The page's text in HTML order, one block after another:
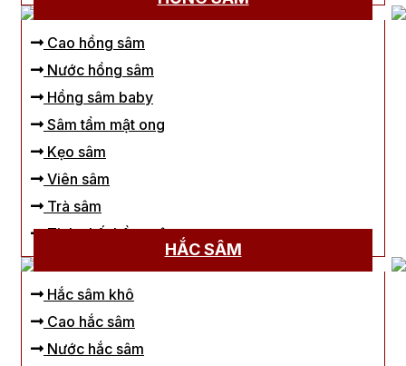
Cao hồng sâm
Nước hồng sâm
Hồng sâm baby
Sâm tẩm mật ong
Kẹo sâm
Viên sâm
Trà sâm
Tinh chất hồng sâm
HẮC SÂM
Hắc sâm khô
Cao hắc sâm
Nước hắc sâm